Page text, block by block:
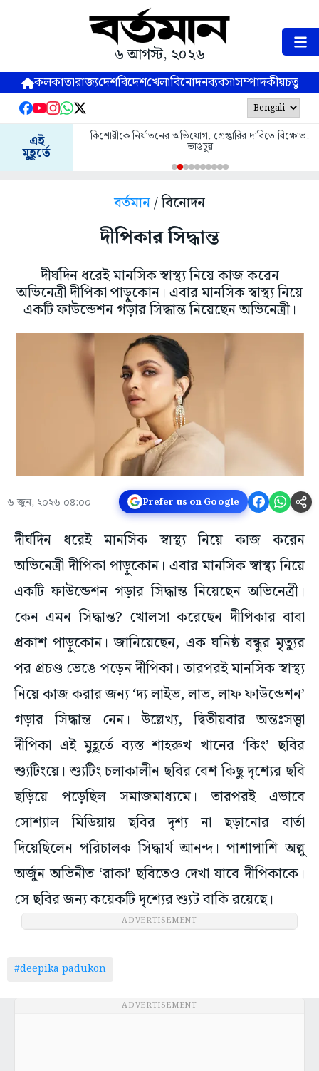
৬ আগস্ট, ২০২৬
কলকাতারাজ্যদেশবিদেশখেলাবিনোদনব্যবসাসম্পাদকীয়
এই
মুহূর্তে
কিশোরীকে নির্যাতনের অভিযোগ, গ্রেপ্তারির দাবিতে বিক্ষোভ,
ভাঙচুর
বর্তমান/ বিনোদন
দীপিকার সিদ্ধান্ত
দীর্ঘদিন ধরেই মানসিক স্বাস্থ্য নিয়ে কাজ করেন
অভিনেত্রী দীপিকা পাড়ুকোন। এবার মানসিক স্বাস্থ্য নিয়ে
একটি ফাউন্ডেশন গড়ার সিদ্ধান্ত নিয়েছেন অভিনেত্রী।
৬ জুন, ২০২৬ ০৪:০০ Prefer us on Google
দীর্ঘদিন ধরেই মানসিক স্বাস্থ্য নিয়ে কাজ করেন
অভিনেত্রী দীপিকা পাড়ুকোন। এবার মানসিক স্বাস্থ্য নিয়ে
একটি ফাউন্ডেশন গড়ার সিদ্ধান্ত নিয়েছেন অভিনেত্রী।
কেন এমন সিদ্ধান্ত? খোলসা করেছেন দীপিকার বাবা
প্রকাশ পাড়ুকোন। জানিয়েছেন, এক ঘনিষ্ঠ বন্ধুর মৃত্যুর
পর প্রচণ্ড ভেঙে পড়েন দীপিকা। তারপরই মানসিক স্বাস্থ্য
নিয়ে কাজ করার জন্য ‘দ্য লাইভ, লাভ, লাফ ফাউন্ডেশন’
গড়ার সিদ্ধান্ত নেন। উল্লেখ্য, দ্বিতীয়বার অন্তঃসত্ত্বা
দীপিকা এই মুহূর্তে ব্যস্ত শাহরুখ খানের ‘কিং’ ছবির
শ্যুটিংয়ে। শ্যুটিং চলাকালীন ছবির বেশ কিছু দৃশ্যের ছবি
ছড়িয়ে পড়েছিল সমাজমাধ্যমে। তারপরই এভাবে
সোশ্যাল মিডিয়ায় ছবির দৃশ্য না ছড়ানোর বার্তা
দিয়েছিলেন পরিচালক সিদ্ধার্থ আনন্দ। পাশাপাশি অল্লু
অর্জুন অভিনীত ‘রাকা’ ছবিতেও দেখা যাবে দীপিকাকে।
সে ছবির জন্য কয়েকটি দৃশ্যের শ্যুট বাকি রয়েছে।
ADVERTISEMENT
#deepika padukon
ADVERTISEMENT